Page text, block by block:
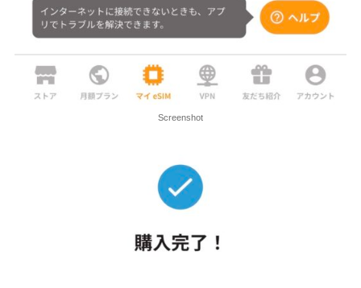
Screenshot